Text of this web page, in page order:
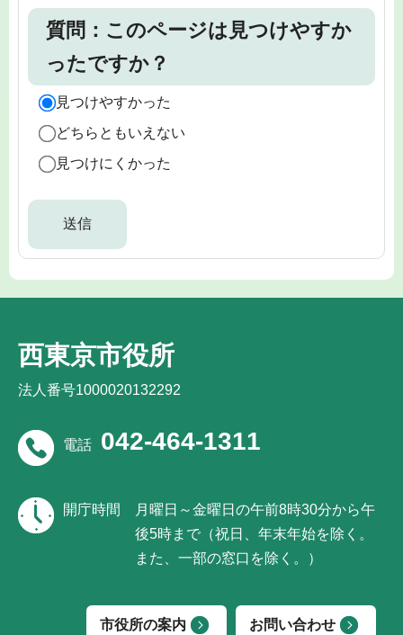
質問：このページは見つけやすか
ったですか？
見つけやすかった
どちらともいえない
見つけにくかった
西東京市役所
法人番号1000020132292
電話 042-464-1311
開庁時間
月曜日～金曜日の午前8時30分から午
後5時まで（祝日、年末年始を除く。
また、一部の窓口を除く。）
市役所の案内 お問い合わせ